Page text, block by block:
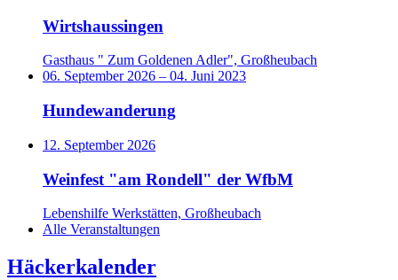
Wirtshaussingen
Gasthaus " Zum Goldenen Adler", Großheubach
06. September 2026 – 04. Juni 2023
Hundewanderung
12. September 2026
Weinfest "am Rondell" der WfbM
Lebenshilfe Werkstätten, Großheubach
Alle Veranstaltungen
Häckerkalender